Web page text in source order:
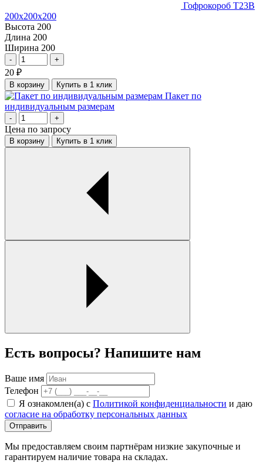
Гофрокороб Т23В
200х200х200
Высота 200
Длина 200
Ширина 200
- +
20 ₽
В корзину Купить в 1 клик
Пакет по
индивидуальным размерам
- +
Цена по запросу
В корзину Купить в 1 клик
Есть вопросы? Напишите нам
Ваше имя
Телефон
Я ознакомлен(а) с Политикой конфиденциальности и даю
согласие на обработку персональных данных
Отправить
Мы предоставляем своим партнёрам низкие закупочные и
гарантируем наличие товара на складах.